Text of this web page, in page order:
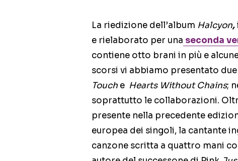
La riedizione dell’album Halcyon,
e rielaborato per una seconda
contiene otto brani in più e
scorsi vi abbiamo presentato
Touch e Hearts Without Chains;
soprattutto le collaborazioni.
presente nella precedente
europea dei singoli, la cantante
canzone scritta a quattro mani